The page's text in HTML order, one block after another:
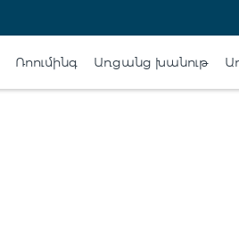
Ռոումինգ Առցանց խանութ